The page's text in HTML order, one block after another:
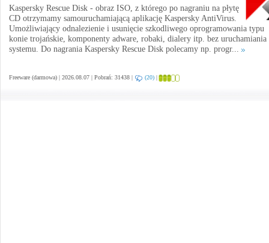
Kaspersky Rescue Disk - obraz ISO, z którego po nagraniu na płytę
CD otrzymamy samouruchamiającą aplikację Kaspersky AntiVirus.
Umożliwiający odnalezienie i usunięcie szkodliwego oprogramowania typu
konie trojańskie, komponenty adware, robaki, dialery itp. bez uruchamiania
systemu. Do nagrania Kaspersky Rescue Disk polecamy np. progr...
Freeware (darmowa) | 2026.08.07 | Pobrań: 31438 | (20) |